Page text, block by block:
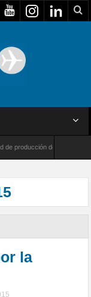
de radares en Brasil
la